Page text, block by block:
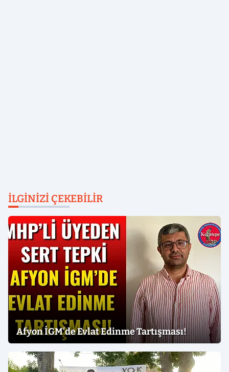
İLGINIZI ÇEKEBILIR
Afyon İGM’de Evlat Edinme Tartışması!